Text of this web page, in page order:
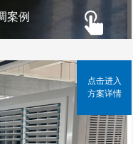
案例
点击进入
方案详情